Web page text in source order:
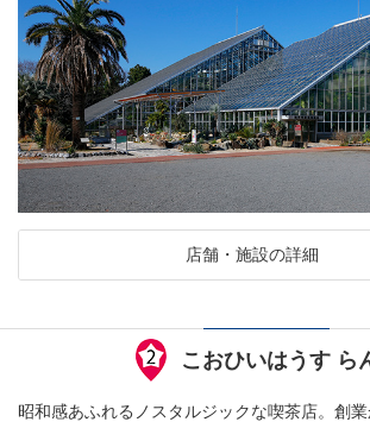
店舗・施設の詳細
こおひいはうす ら
昭和感あふれるノスタルジックな喫茶店。創